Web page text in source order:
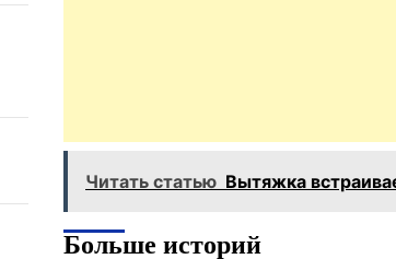
Читать статью Вытяжка
Больше историй